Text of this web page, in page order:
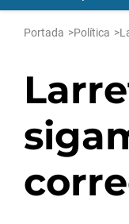
Portada >Política >